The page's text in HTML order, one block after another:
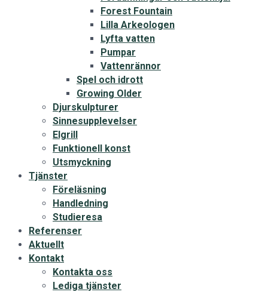
Forest Fountain
Lilla Arkeologen
Lyfta vatten
Pumpar
Vattenrännor
Spel och idrott
Growing Older
Djurskulpturer
Sinnesupplevelser
Elgrill
Funktionell konst
Utsmyckning
Tjänster
Föreläsning
Handledning
Studieresa
Referenser
Aktuellt
Kontakt
Kontakta oss
Lediga tjänster